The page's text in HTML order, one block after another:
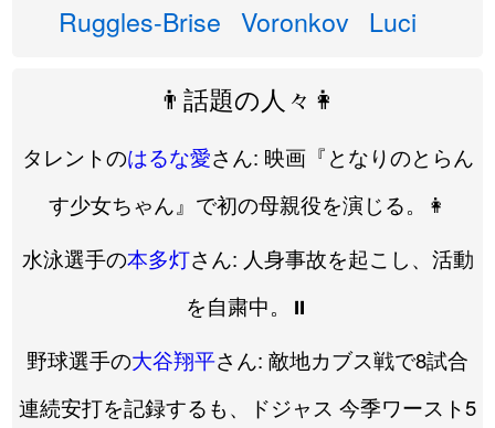
Ruggles-Brise Voronkov Luci
👨話題の人々👩
タレントのはるな愛さん: 映画『となりのとらん
す少女ちゃん』で初の母親役を演じる。👩
水泳選手の本多灯さん: 人身事故を起こし、活動
を自粛中。⏸️
野球選手の大谷翔平さん: 敵地カブス戦で8試合
連続安打を記録するも、ドジャス 今季ワースト5